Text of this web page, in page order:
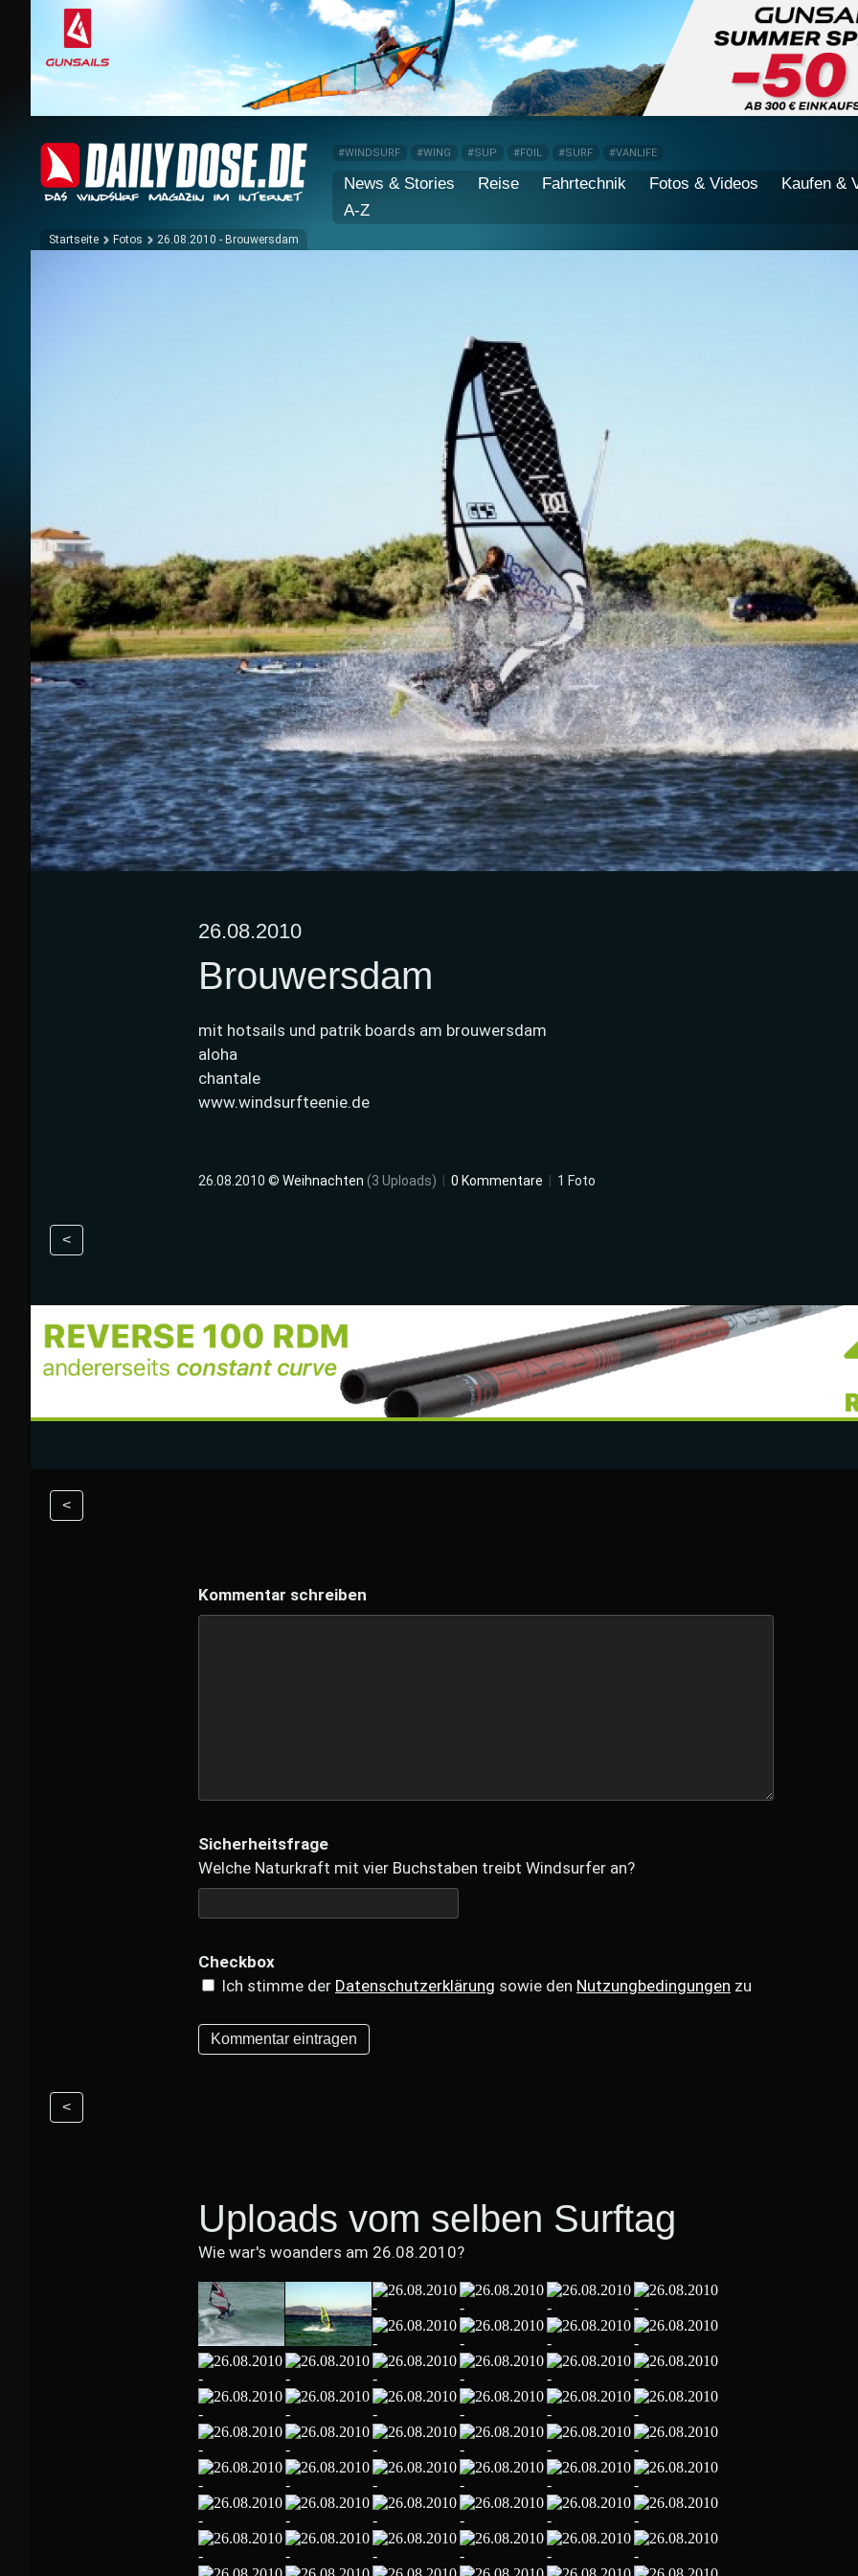
#WINDSURF #WING #SUP #FOIL #SURF #VANLIFE
News & Stories Reise Fahrtechnik Fotos & Videos
Kaufen &
A-Z
Startseite Fotos 26.08.2010 - Brouwersdam
26.08.2010
Brouwersdam
mit hotsails und patrik boards am brouwersdam
aloha
chantale
www.windsurfteenie.de
26.08.2010 © Weihnachten (3 Uploads) | 0 Kommentare | 1 Foto
<
<
Kommentar schreiben
Sicherheitsfrage
Welche Naturkraft mit vier Buchstaben treibt Windsurfer an?
Checkbox
Ich stimme der Datenschutzerklärung sowie den Nutzungbedingungen zu
<
Uploads vom selben Surftag
Wie war's woanders am 26.08.2010?